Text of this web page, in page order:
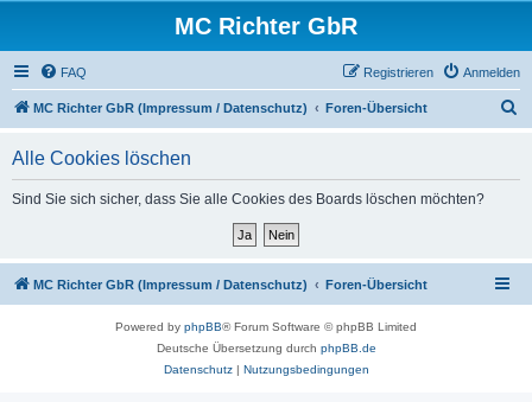
MC Richter GbR
FAQ Anmelden
Registrieren
MC Richter GbR (Impressum / Datenschutz) Foren-Übersicht
Alle Cookies löschen
Sind Sie sich sicher, dass Sie alle Cookies des Boards löschen möchten?
MC Richter GbR (Impressum / Datenschutz) Foren-Übersicht
Powered by phpBB® Forum Software © phpBB Limited
Deutsche Übersetzung durch phpBB.de
Datenschutz| Nutzungsbedingungen